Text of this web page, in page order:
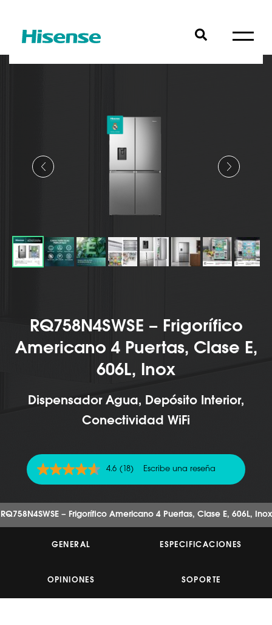
RQ758N4SWSE – Frigorífico
Americano 4 Puertas, Clase E,
606L, Inox
Dispensador Agua, Depósito Interior,
Conectividad WiFi
4.6
de
estrellas,
valor
valoración.
Enlace
la
4.6 (18) Escribe una reseña
RQ758N4SWSE – Frigorífico Americano 4 Puertas, Clase E, 606L, Inox
GENERAL ESPECIFICACIONES
OPINIONES SOPORTE